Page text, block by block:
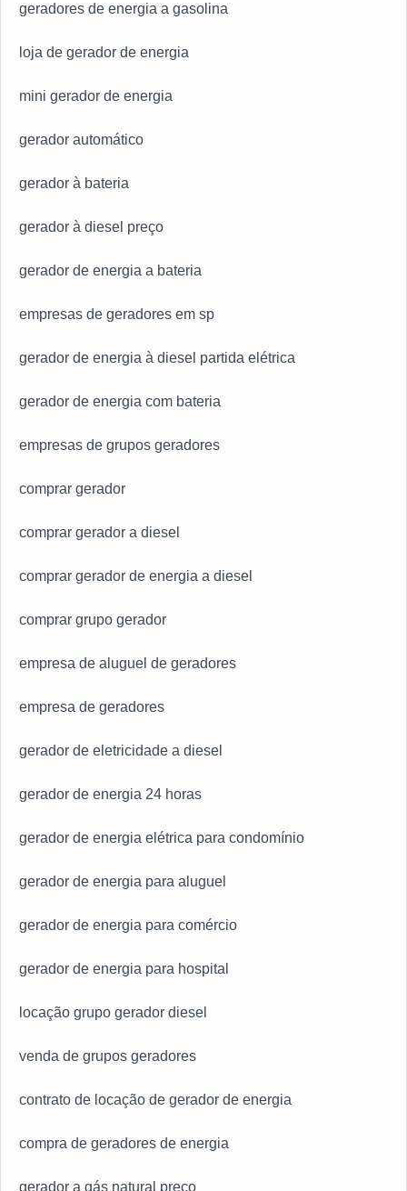
geradores de energia a gasolina
loja de gerador de energia
mini gerador de energia
gerador automático
gerador à bateria
gerador à diesel preço
gerador de energia a bateria
empresas de geradores em sp
gerador de energia à diesel partida elétrica
gerador de energia com bateria
empresas de grupos geradores
comprar gerador
comprar gerador a diesel
comprar gerador de energia a diesel
comprar grupo gerador
empresa de aluguel de geradores
empresa de geradores
gerador de eletricidade a diesel
gerador de energia 24 horas
gerador de energia elétrica para condomínio
gerador de energia para aluguel
gerador de energia para comércio
gerador de energia para hospital
locação grupo gerador diesel
venda de grupos geradores
contrato de locação de gerador de energia
compra de geradores de energia
gerador a gás natural preço